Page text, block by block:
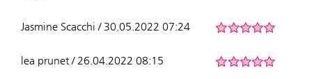
Jasmine Scacchi / 30.05.2022 07:24
lea prunet / 26.04.2022 08:15